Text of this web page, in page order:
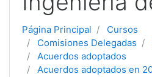
Página Principal
Cursos
Comisiones Delegadas
Acuerdos adoptados
Acuerdos adoptados en